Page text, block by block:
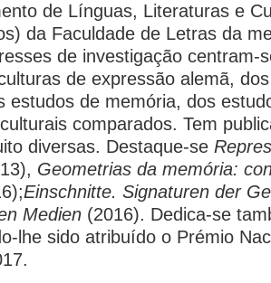
de Línguas, Literaturas e
da Faculdade de Letras da
de investigação centram-
de expressão alemã,
estudos de memória, dos
comparados. Tem
diversas. Destaque-se
Geometrias da memória:
Einschnitte. Signaturen der
Medien (2016). Dedica-se
lhe sido atribuído o Prémio